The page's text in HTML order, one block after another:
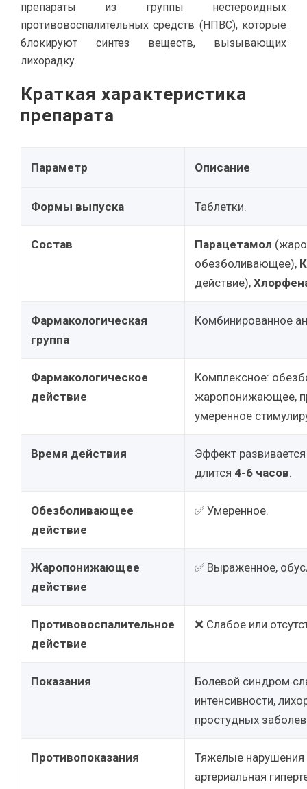
препараты из группы нестероидных
противовоспалительных средств (НПВС), которые
блокируют синтез веществ, вызывающих
лихорадку.
Краткая характеристика
препарата
Параметр Описание
Формы выпуска Таблетки.
Состав Парацетамол
обезболивающее),
действие),
Фармакологическая
группа
Комбинированное
Фармакологическое
действие
Комплексное:
жаропонижающее,
умеренное
Время действия
Эффект
длится 4-6 часов.
Обезболивающее
действие
✅ Умеренное.
Жаропонижающее
действие
✅ Выраженное,
Противовоспалительное
действие
❌ Слабое или
Показания
Болевой синдром
интенсивности,
простудных
Противопоказания
Тяжелые нарушения
артериальная